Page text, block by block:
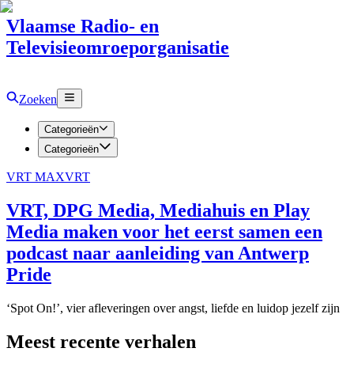
Vlaamse Radio- en
Televisieomroeporganisatie
Zoeken
Categorieën
Categorieën
VRT MAXVRT
VRT, DPG Media, Mediahuis en Play
Media maken voor het eerst samen een
podcast naar aanleiding van Antwerp
Pride
‘Spot On!’, vier afleveringen over angst, liefde en luidop jezelf zijn
Meest recente verhalen